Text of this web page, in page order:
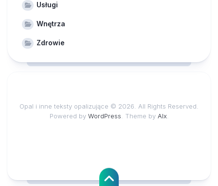
Usługi
Wnętrza
Zdrowie
Opal i inne teksty opalizujące © 2026. All Rights Reserved.
Powered by WordPress . Theme by Alx